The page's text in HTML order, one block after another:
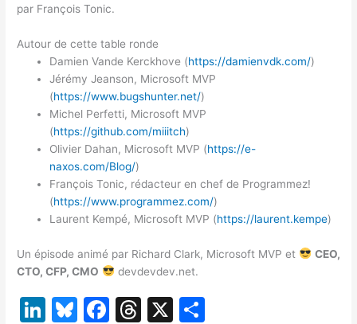
par François Tonic.
Autour de cette table ronde
Damien Vande Kerckhove (https://damienvdk.com/)
Jérémy Jeanson, Microsoft MVP
(https://www.bugshunter.net/)
Michel Perfetti, Microsoft MVP
(https://github.com/miiitch)
Olivier Dahan, Microsoft MVP (https://e-
naxos.com/Blog/)
François Tonic, rédacteur en chef de Programmez!
(https://www.programmez.com/)
Laurent Kempé, Microsoft MVP (https://laurent.kempe)
Un épisode animé par Richard Clark, Microsoft MVP et
CEO,
CTO, CFP, CMO
devdevdev.net.
Li Bl F
T
X